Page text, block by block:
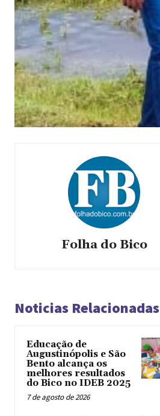
Folha do Bico
Noticias Relacionadas
Educação de
Augustinópolis e São
Bento alcança os
melhores resultados
do Bico no IDEB 2025
7 de agosto de 2026